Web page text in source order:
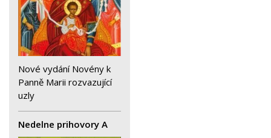
Nové vydání Novény k
Panně Marii rozvazující
uzly
Nedelne prihovory A